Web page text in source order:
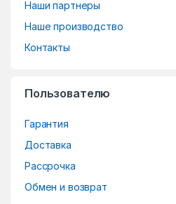
Наши партнеры
Наше производство
Контакты
Пользователю
Гарантия
Доставка
Рассрочка
Обмен и возврат